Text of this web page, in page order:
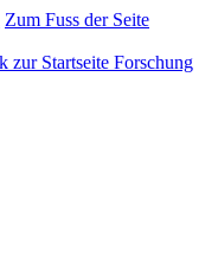
Zum Fuss der Seite
Forschung